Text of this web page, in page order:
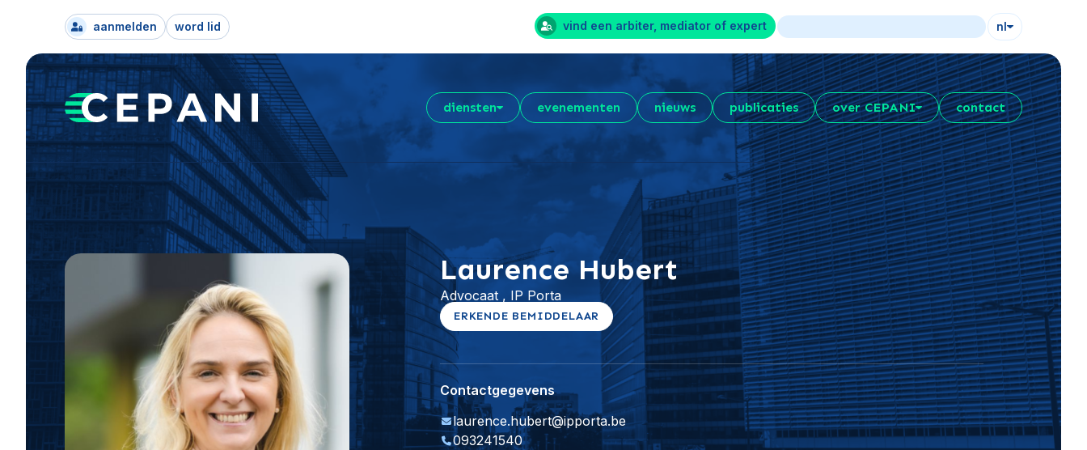
aanmelden word lid vind een arbiter, mediator of expert nl
diensten evenementen nieuws publicaties over CEPANI contact
Laurence Hubert
Advocaat , IP Porta
ERKENDE BEMIDDELAAR
Contactgegevens
laurence.hubert@ipporta.be
093241540